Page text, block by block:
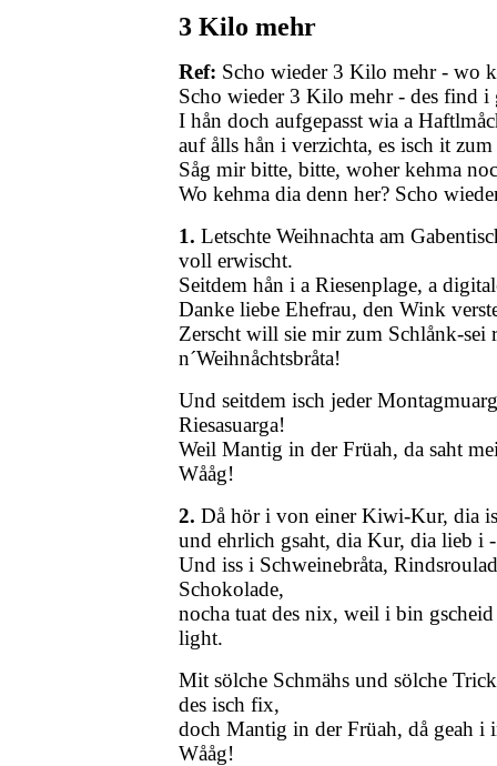
3 Kilo mehr
Ref: Scho wieder 3 Kilo mehr - wo
Scho wieder 3 Kilo mehr - des find i
I hån doch aufgepasst wia a
auf ålls hån i verzichta, es isch it
Såg mir bitte, bitte, woher kehma
Wo kehma dia denn her? Scho
1. Letschte Weihnachta am
voll erwischt.
Seitdem hån i a Riesenplage, a
Danke liebe Ehefrau, den Wink
Zerscht will sie mir zum Schlånk-sei
n´Weihnåchtsbråta!
Und seitdem isch jeder
Riesasuarga!
Weil Mantig in der Früah, da saht
Wååg!
2. Då hör i von einer Kiwi-Kur, dia
und ehrlich gsaht, dia Kur, dia lieb i
Und iss i Schweinebråta,
Schokolade,
nocha tuat des nix, weil i bin
light.
Mit sölche Schmähs und sölche
des isch fix,
doch Mantig in der Früah, då geah i
Wååg!